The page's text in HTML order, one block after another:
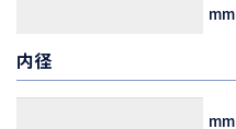
mm
内径
mm